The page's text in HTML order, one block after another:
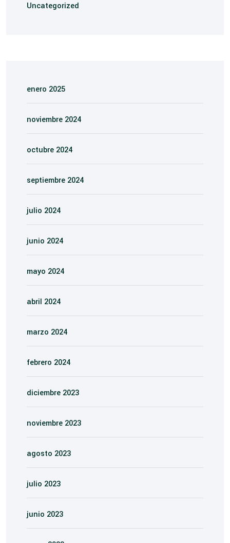
Uncategorized
enero 2025
noviembre 2024
octubre 2024
septiembre 2024
julio 2024
junio 2024
mayo 2024
abril 2024
marzo 2024
febrero 2024
diciembre 2023
noviembre 2023
agosto 2023
julio 2023
junio 2023